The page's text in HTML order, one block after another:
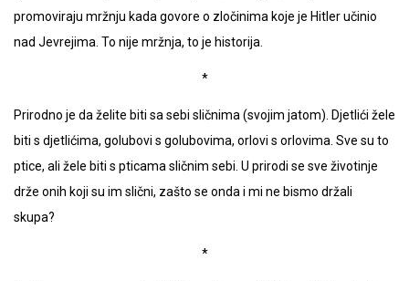
promoviraju mržnju kada govore o zločinima koje je Hitler učinio
nad Jevrejima. To nije mržnja, to je historija.
*
Prirodno je da želite biti sa sebi sličnima (svojim jatom). Djetlići žele
biti s djetlićima, golubovi s golubovima, orlovi s orlovima. Sve su to
ptice, ali žele biti s pticama sličnim sebi. U prirodi se sve životinje
drže onih koji su im slični, zašto se onda i mi ne bismo držali
skupa?
*